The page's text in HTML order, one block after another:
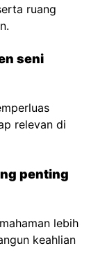
ruang
seni
relevan di
penting
lebih
keahlian